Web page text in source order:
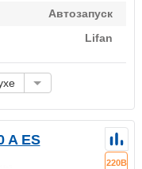
Автозапуск
Lifan
A ES
220В